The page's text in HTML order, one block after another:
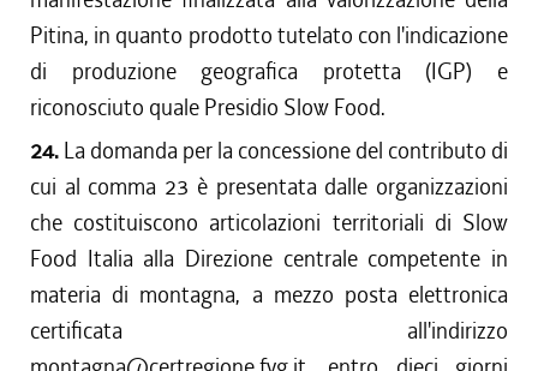
Pitina, in quanto prodotto tutelato con l'indicazione
di produzione geografica protetta (IGP) e
riconosciuto quale Presidio Slow Food.
24. La domanda per la concessione del contributo di
cui al comma 23 è presentata dalle organizzazioni
che costituiscono articolazioni territoriali di Slow
Food Italia alla Direzione centrale competente in
materia di montagna, a mezzo posta elettronica
certificata all'indirizzo